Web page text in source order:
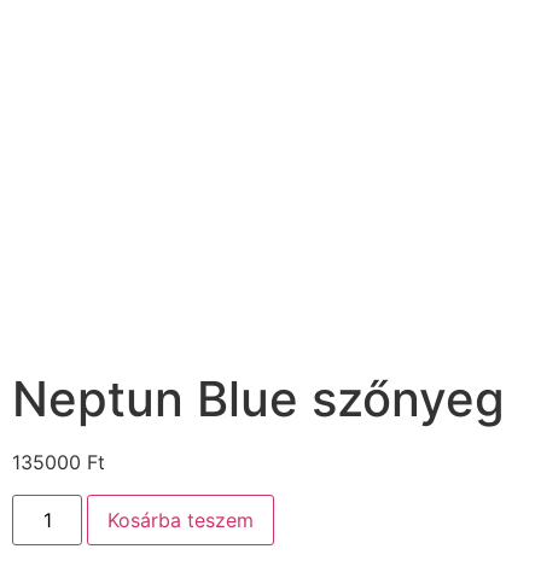
Neptun Blue szőnyeg
135000 Ft
Kosárba teszem